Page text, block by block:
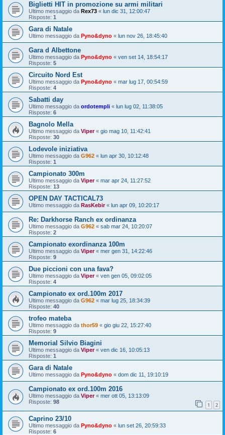
Biglietti HIT in promozione su armi militari
Ultimo messaggio da Rex73 « lun dic 31, 12:00:47
Risposte: 1
Gara di Natale
Ultimo messaggio da Pyno&dyno « lun nov 26, 18:45:40
Gara d Albettone
Ultimo messaggio da Pyno&dyno « ven set 14, 18:54:17
Risposte: 5
Circuito Nord Est
Ultimo messaggio da Pyno&dyno « mar lug 17, 00:54:59
Risposte: 4
Sabatti day
Ultimo messaggio da ordotempli « lun lug 02, 11:38:05
Risposte: 6
Bagnolo Mella
Ultimo messaggio da Viper« gio mag 10, 11:42:41
Risposte: 30
Lodevole iniziativa
Ultimo messaggio da G962 « lun apr 30, 10:12:48
Risposte: 1
Campionato 300m
Ultimo messaggio da Viper« mar apr 24, 11:27:52
Risposte: 13
OPEN DAY TACTICAL73
Ultimo messaggio da RasKebir« lun apr 09, 10:20:17
Re: Darkhorse Ranch ex ordinanza
Ultimo messaggio da G962 « sab mar 24, 10:20:07
Risposte: 2
Campionato exordinanza 100m
Ultimo messaggio da Viper« mer gen 31, 14:22:46
Risposte: 9
Due piccioni con una fava?
Ultimo messaggio da Viper« ven gen 05, 09:02:05
Risposte: 4
Campionato ex ord.100m 2017
Ultimo messaggio da G962 « mar lug 25, 18:34:39
Risposte: 40
trofeo mateba
Ultimo messaggio da thor59 « gio giu 22, 15:27:40
Risposte: 9
Memorial Silvio Biagini
Ultimo messaggio da Viper« ven dic 16, 10:05:13
Risposte: 1
Gara di Natale
Ultimo messaggio da Pyno&dyno « dom dic 11, 19:10:19
Campionato ex ord.100m 2016
Ultimo messaggio da Viper« mer ott 05, 13:13:09
Risposte: 98 1 2
Caprino 23/10
Ultimo messaggio da Pyno&dyno « lun set 26, 20:59:33
Risposte: 6